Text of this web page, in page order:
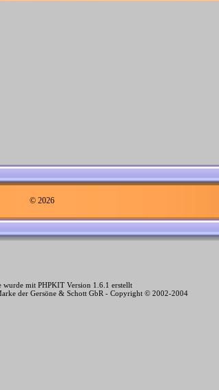
© 2026
wurde mit PHPKIT Version 1.6.1 erstellt
der Gersöne & Schott GbR - Copyright © 2002-2004